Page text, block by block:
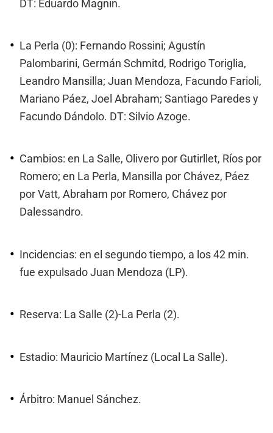
DT: Eduardo Magnin.
La Perla (0): Fernando Rossini; Agustín
Palombarini, Germán Schmitd, Rodrigo Toriglia,
Leandro Mansilla; Juan Mendoza, Facundo Farioli,
Mariano Páez, Joel Abraham; Santiago Paredes y
Facundo Dándolo. DT: Silvio Azoge.
Cambios: en La Salle, Olivero por Gutirllet, Ríos por
Romero; en La Perla, Mansilla por Chávez, Páez
por Vatt, Abraham por Romero, Chávez por
Dalessandro.
Incidencias: en el segundo tiempo, a los 42 min.
fue expulsado Juan Mendoza (LP).
Reserva: La Salle (2)-La Perla (2).
Estadio: Mauricio Martínez (Local La Salle).
Árbitro: Manuel Sánchez.